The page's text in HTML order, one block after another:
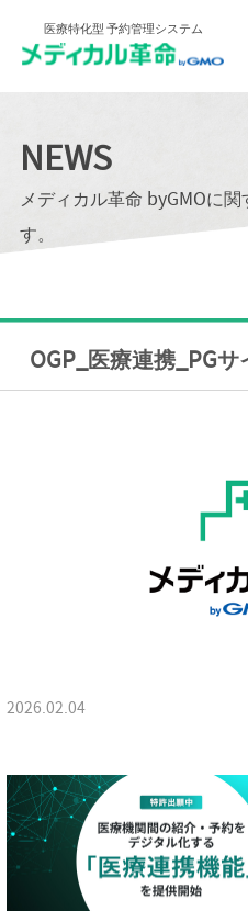
医療特化型 予約管理システム
NEWS
メディカル革命 byGMOに
す。
OGP_医療連携_PGサ
2026.02.04